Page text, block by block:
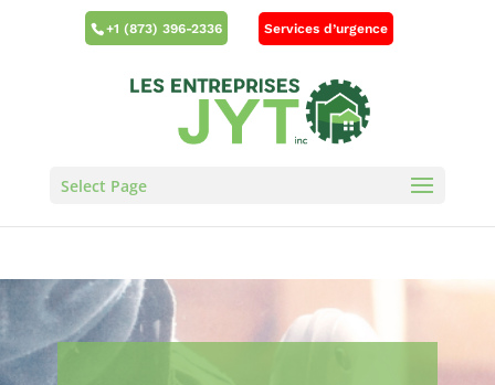
+1 (873) 396-2336 Services d’urgence
Select Page